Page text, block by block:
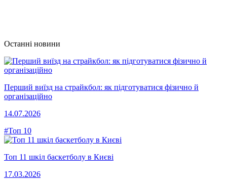
Останні новини
Перший виїзд на страйкбол: як підготуватися фізично й
організаційно
14.07.2026
#Топ 10
Топ 11 шкіл баскетболу в Києві
17.03.2026